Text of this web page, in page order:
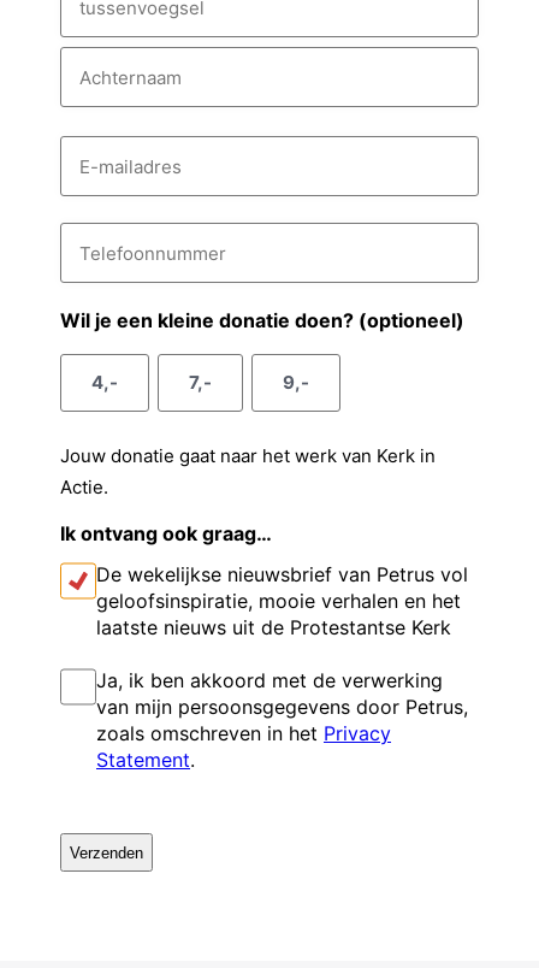
o
n
a
T
o
e
h
t
r
n
m
E
m
i
a
r
s
T
l
f
o
n
m
m
e
Wil je een kleine donatie doen? (optioneel)
4,- 7,- 9,-
Jouw donatie gaat naar het werk van Kerk in
Actie.
Ik ontvang ook graag…
De wekelijkse nieuwsbrief van Petrus vol
geloofsinspiratie, mooie verhalen en het
laatste nieuws uit de Protestantse Kerk
I
n
i
n
g
Ja, ik ben akkoord met de verwerking
van mijn persoonsgegevens door Petrus,
zoals omschreven in het Privacy
Statement.
A
P
T